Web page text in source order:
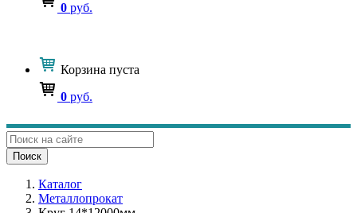
0 руб.
Корзина пуста
0 руб.
Поиск
Каталог
Металлопрокат